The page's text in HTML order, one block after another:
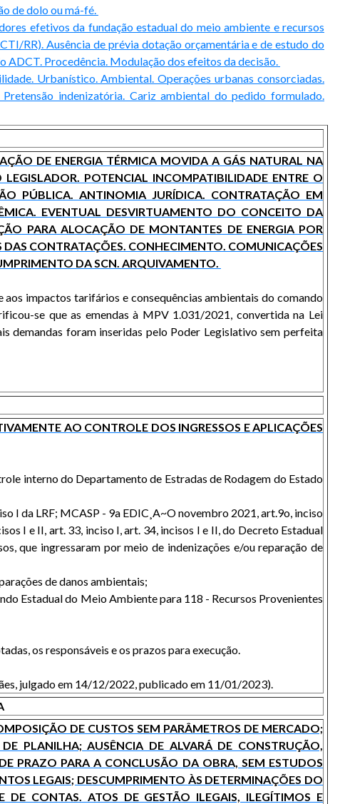
de dolo ou má-fé.
efetivos da fundação estadual do meio ambiente e recursos
RR). Ausência de prévia dotação orçamentária e de estudo do
ADCT. Procedência. Modulação dos efeitos da decisão.
Urbanístico. Ambiental. Operações urbanas consorciadas.
indenizatória. Cariz ambiental do pedido formulado.
DE ENERGIA TÉRMICA MOVIDA A GÁS NATURAL NA
POTENCIAL INCOMPATIBILIDADE ENTRE O
PÚBLICA. ANTINOMIA JURÍDICA. CONTRATAÇÃO EM
EVENTUAL DESVIRTUAMENTO DO CONCEITO DA
PARA ALOCAÇÃO DE MONTANTES DE ENERGIA POR
CONTRATAÇÕES. CONHECIMENTO. COMUNICAÇÕES
DA SCN. ARQUIVAMENTO.
impactos tarifários e consequências ambientais do comando
se que as emendas à MPV 1.031/2021, convertida na Lei
demandas foram inseridas pelo Poder Legislativo sem perfeita
AO CONTROLE DOS INGRESSOS E APLICAÇÕES
interno do Departamento de Estradas de Rodagem do Estado
I da LRF; MCASP - 9a EDIC¸A~O novembro 2021, art.9o, inciso
I e II, art. 33, inciso I, art. 34, incisos I e II, do Decreto Estadual
que ingressaram por meio de indenizações e/ou reparação de
de danos ambientais;
Estadual do Meio Ambiente para 118 - Recursos Provenientes
os responsáveis e os prazos para execução.
julgado em 14/12/2022, publicado em 11/01/2023).
DE CUSTOS SEM PARÂMETROS DE MERCADO;
PLANILHA; AUSÊNCIA DE ALVARÁ DE CONSTRUÇÃO,
PRAZO PARA A CONCLUSÃO DA OBRA, SEM ESTUDOS
LEGAIS; DESCUMPRIMENTO ÀS DETERMINAÇÕES DO
CONTAS. ATOS DE GESTÃO ILEGAIS, ILEGÍTIMOS E